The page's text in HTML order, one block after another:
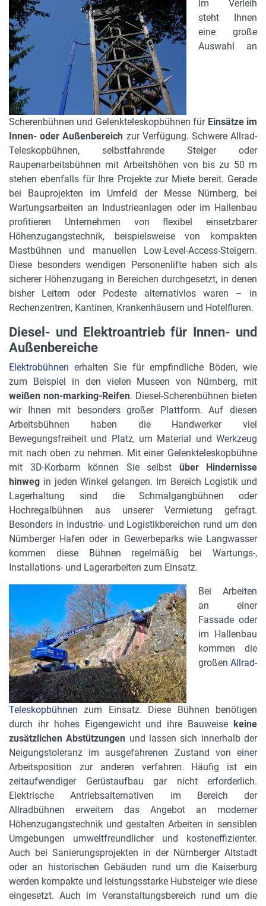
Im Verleih
steht Ihnen
eine große
Auswahl an
Scherenbühnen und Gelenkteleskopbühnen für Einsätze im
Innen- oder Außenbereich zur Verfügung. Schwere Allrad-
Teleskopbühnen, selbstfahrende Steiger oder
Raupenarbeitsbühnen mit Arbeitshöhen von bis zu 50 m
stehen ebenfalls für Ihre Projekte zur Miete bereit. Gerade
bei Bauprojekten im Umfeld der Messe Nürnberg, bei
Wartungsarbeiten an Industrieanlagen oder im Hallenbau
profitieren Unternehmen von flexibel einsetzbarer
Höhenzugangstechnik, beispielsweise von kompakten
Mastbühnen und manuellen Low-Level-Access-Steigern.
Diese besonders wendigen Personenlifte haben sich als
sicherer Höhenzugang in Bereichen durchgesetzt, in denen
bisher Leitern oder Podeste alternativlos waren – in
Rechenzentren, Kantinen, Krankenhäusern und Hotelfluren.
Diesel- und Elektroantrieb für Innen- und
Außenbereiche
Elektrobühnen erhalten Sie für empfindliche Böden, wie
zum Beispiel in den vielen Museen von Nürnberg, mit
weißen non-marking-Reifen. Diesel-Scherenbühnen bieten
wir Ihnen mit besonders großer Plattform. Auf diesen
Arbeitsbühnen haben die Handwerker viel
Bewegungsfreiheit und Platz, um Material und Werkzeug
mit nach oben zu nehmen. Mit einer Gelenkteleskopbühne
mit 3D-Korbarm können Sie selbst über Hindernisse
hinweg in jeden Winkel gelangen. Im Bereich Logistik und
Lagerhaltung sind die Schmalgangbühnen oder
Hochregalbühnen aus unserer Vermietung gefragt.
Besonders in Industrie- und Logistikbereichen rund um den
Nürnberger Hafen oder in Gewerbeparks wie Langwasser
kommen diese Bühnen regelmäßig bei Wartungs-,
Installations- und Lagerarbeiten zum Einsatz.
Bei Arbeiten
an einer
Fassade oder
im Hallenbau
kommen die
großen Allrad-
Teleskopbühnen zum Einsatz. Diese Bühnen benötigen
durch ihr hohes Eigengewicht und ihre Bauweise keine
zusätzlichen Abstützungen und lassen sich innerhalb der
Neigungstoleranz im ausgefahrenen Zustand von einer
Arbeitsposition zur anderen verfahren. Häufig ist ein
zeitaufwendiger Gerüstaufbau gar nicht erforderlich.
Elektrische Antriebsalternativen im Bereich der
Allradbühnen erweitern das Angebot an moderner
Höhenzugangstechnik und gestalten Arbeiten in sensiblen
Umgebungen umweltfreundlicher und kosteneffizienter.
Auch bei Sanierungsprojekten in der Nürnberger Altstadt
oder an historischen Gebäuden rund um die Kaiserburg
werden kompakte und leistungsstarke Hubsteiger wie diese
eingesetzt. Auch im Veranstaltungsbereich rund um die